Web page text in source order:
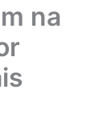
na